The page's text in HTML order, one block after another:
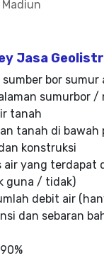
Jasa
bor sumur
sumurbor /
tanah
tanah di bawah
konstruksi
air yang terdapat
guna / tidak)
debit air
dan sebaran